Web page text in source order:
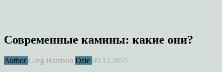
Современные камины: какие они?
Author Greg Harrison Date 09.12.2015